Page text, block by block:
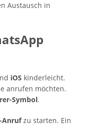
Austausch in
iOS kinderleicht.
anrufen möchten.
Symbol.
Anrufzu starten. Ein